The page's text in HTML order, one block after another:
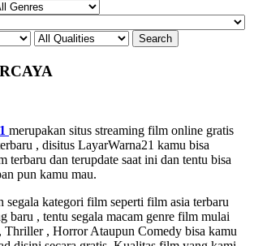
merupakan situs streaming film online gratis
, disitus LayarWarna21 kamu bisa
terbaru dan terupdate saat ini dan tentu bisa
pun kamu mau.
segala kategori film seperti film asia terbaru
baru , tentu segala macam genre film mulai
, Horror Ataupun Comedy bisa kamu